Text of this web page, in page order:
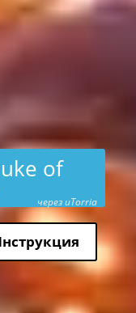
of
через uTorria